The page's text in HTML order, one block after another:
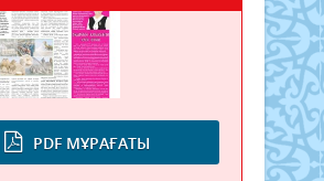
PDF МҰРАҒАТЫ